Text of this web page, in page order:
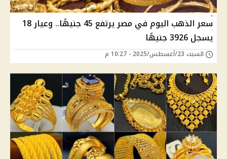
سعر الذهب اليوم في مصر يرتفع 45 جنيهًا.. وعيار 18
يسجل 3926 جنيهًا
السبت 23/أغسطس/2025 - 10:27 م